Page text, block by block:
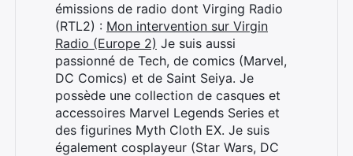
émissions de radio dont Virging Radio
(RTL2) : Mon intervention sur Virgin
Radio (Europe 2) Je suis aussi
passionné de Tech, de comics (Marvel,
DC Comics) et de Saint Seiya. Je
possède une collection de casques et
accessoires Marvel Legends Series et
des figurines Myth Cloth EX. Je suis
également cosplayeur (Star Wars, DC